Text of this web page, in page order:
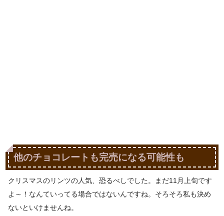
他のチョコレートも完売になる可能性も
クリスマスのリンツの人気、恐るべしでした。まだ11月上旬です
よ～！なんていってる場合ではないんですね。そろそろ私も決め
ないといけませんね。